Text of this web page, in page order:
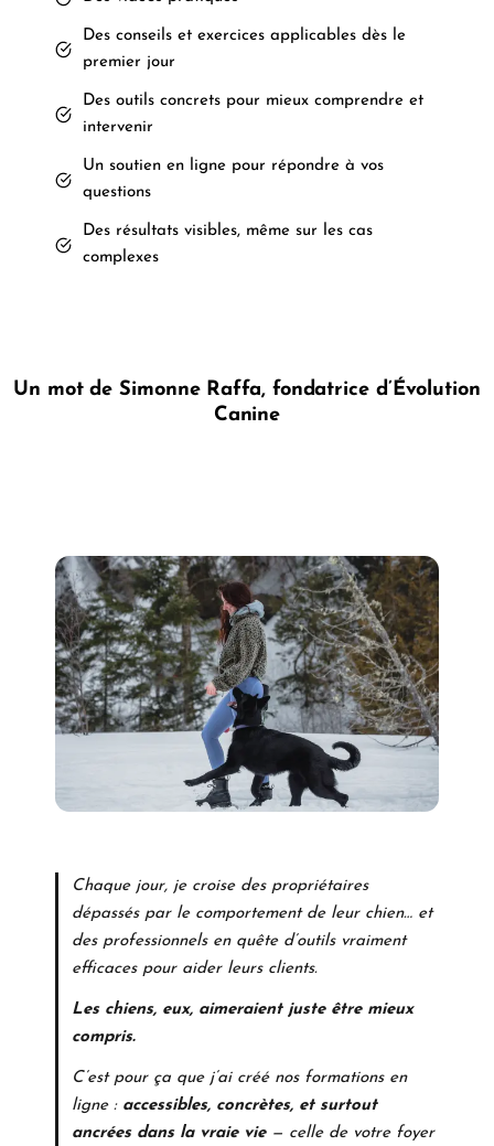
Des conseils et exercices applicables dès le
premier jour
Des outils concrets pour mieux comprendre et
intervenir
Un soutien en ligne pour répondre à vos
questions
Des résultats visibles, même sur les cas
complexes
Un mot de Simonne Raffa, fondatrice d’Évolution
Canine
Chaque jour, je croise des propriétaires
dépassés par le comportement de leur chien… et
des professionnels en quête d’outils vraiment
efficaces pour aider leurs clients.
Les chiens, eux, aimeraient juste être mieux
compris.
C’est pour ça que j’ai créé nos formations en
ligne : accessibles, concrètes, et surtout
ancrées dans la vraie vie— celle de votre foyer